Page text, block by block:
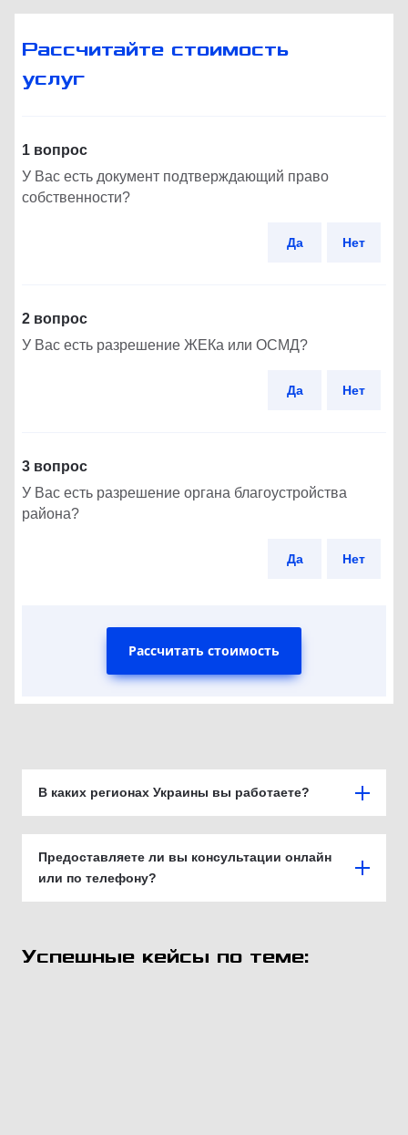
Рассчитайте стоимость
услуг
1 вопрос
У Вас есть документ подтверждающий право
собственности?
Да Нет
2 вопрос
У Вас есть разрешение ЖЕКа или ОСМД?
Да Нет
3 вопрос
У Вас есть разрешение органа благоустройства
района?
Да Нет
Рассчитать стоимость
В каких регионах Украины вы работаете?
Предоставляете ли вы консультации онлайн
или по телефону?
Успешные кейсы по теме: